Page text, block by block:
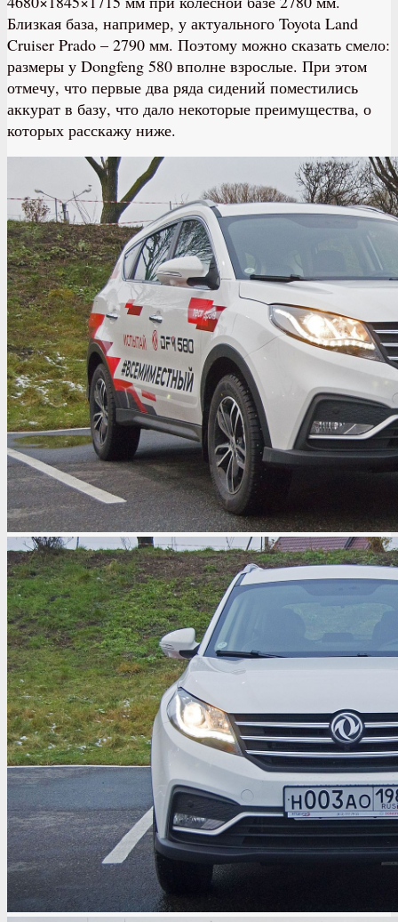
Близкая база, например, у актуального Toyota Land
Cruiser Prado – 2790 мм. Поэтому можно сказать смело:
размеры у Dongfeng 580 вполне взрослые. При этом
отмечу, что первые два ряда сидений поместились
аккурат в базу, что дало некоторые преимущества, о
которых расскажу ниже.